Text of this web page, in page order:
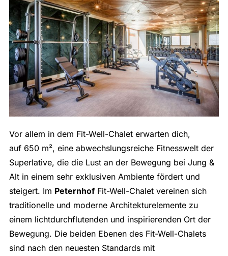
Vor allem in dem Fit-Well-Chalet erwarten dich,
auf 650 m², eine abwechslungsreiche Fitnesswelt der
Superlative, die die Lust an der Bewegung bei Jung &
Alt in einem sehr exklusiven Ambiente fördert und
steigert. Im PeternhofFit-Well-Chalet vereinen sich
traditionelle und moderne Architekturelemente zu
einem lichtdurchflutenden und inspirierenden Ort der
Bewegung. Die beiden Ebenen des Fit-Well-Chalets
sind nach den neuesten Standards mit